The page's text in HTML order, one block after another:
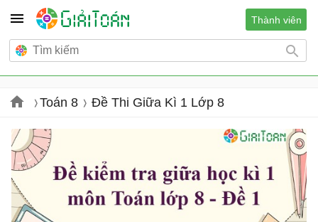
Thành viên
Toán 8 Đề Thi Giữa Kì 1 Lớp 8